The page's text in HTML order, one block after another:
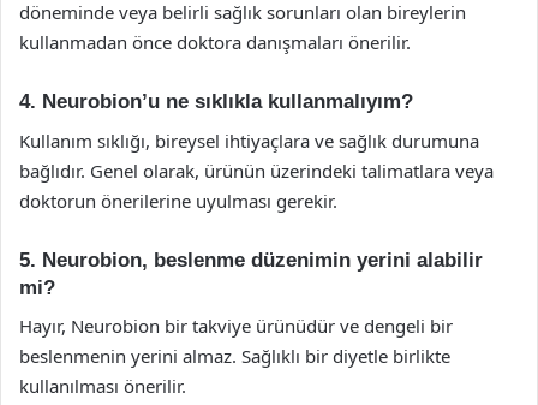
döneminde veya belirli sağlık sorunları olan bireylerin
kullanmadan önce doktora danışmaları önerilir.
4. Neurobion’u ne sıklıkla kullanmalıyım?
Kullanım sıklığı, bireysel ihtiyaçlara ve sağlık durumuna
bağlıdır. Genel olarak, ürünün üzerindeki talimatlara veya
doktorun önerilerine uyulması gerekir.
5. Neurobion, beslenme düzenimin yerini alabilir
mi?
Hayır, Neurobion bir takviye ürünüdür ve dengeli bir
beslenmenin yerini almaz. Sağlıklı bir diyetle birlikte
kullanılması önerilir.